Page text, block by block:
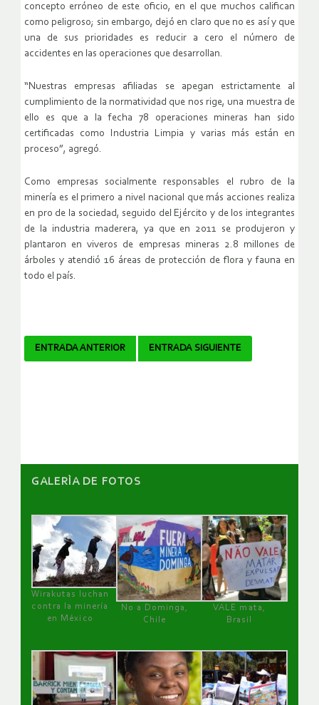
concepto erróneo de este oficio, en el que muchos califican
como peligroso; sin embargo, dejó en claro que no es así y que
una de sus prioridades es reducir a cero el número de
accidentes en las operaciones que desarrollan.
“Nuestras empresas afiliadas se apegan estrictamente al
cumplimiento de la normatividad que nos rige, una muestra de
ello es que a la fecha 78 operaciones mineras han sido
certificadas como Industria Limpia y varias más están en
proceso”, agregó.
Como empresas socialmente responsables el rubro de la
minería es el primero a nivel nacional que más acciones realiza
en pro de la sociedad, seguido del Ejército y de los integrantes
de la industria maderera, ya que en 2011 se produjeron y
plantaron en viveros de empresas mineras 2.8 millones de
árboles y atendió 16 áreas de protección de flora y fauna en
todo el país.
Navegador
ENTRADA ANTERIOR ENTRADA SIGUIENTE
GALERÌA DE FOTOS
Wirakutas luchan
contra la minería
en México
No a Dominga,
Chile
VALE mata,
Brasil